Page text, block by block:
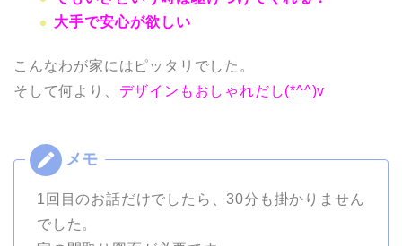
大手で安心が欲しい
こんなわが家にはピッタリでした。
そして何より、 デザインもおしゃれだし(*^^)v
1回目のお話だけでしたら、30分も掛かりません
でした。